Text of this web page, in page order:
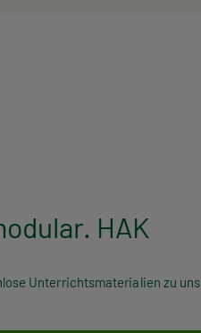
HAK
Unterrichtsmaterialien zu